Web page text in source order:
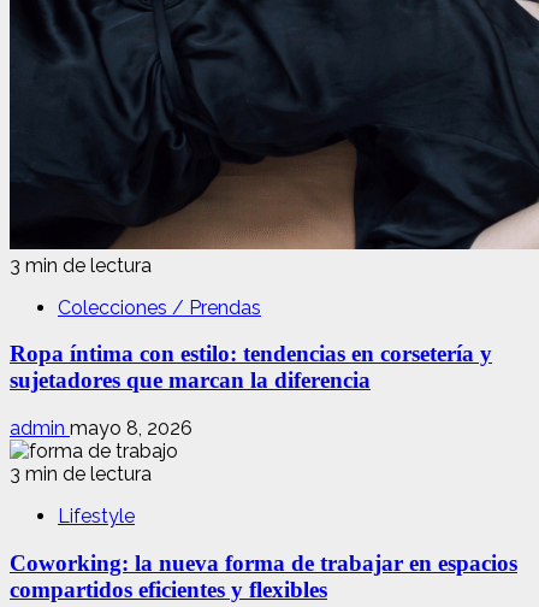
3 min de lectura
Colecciones / Prendas
Ropa íntima con estilo: tendencias en corsetería y
sujetadores que marcan la diferencia
admin mayo 8, 2026
3 min de lectura
Lifestyle
Coworking: la nueva forma de trabajar en espacios
compartidos eficientes y flexibles